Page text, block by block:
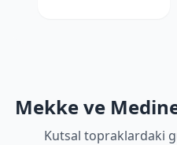
Mekke ve
Kutsal topraklardaki